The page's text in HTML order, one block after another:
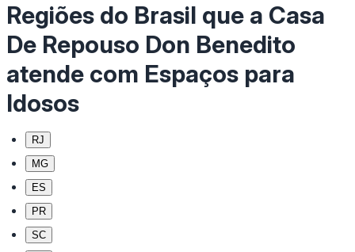
Regiões do Brasil que a Casa
De Repouso Don Benedito
atende com Espaços para
Idosos
RJ
MG
ES
PR
SC